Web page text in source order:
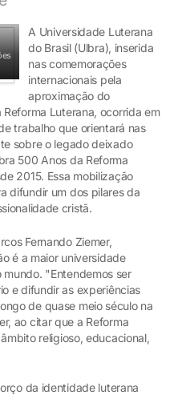
A Universidade Luterana
do Brasil (Ulbra), inserida
nas comemorações
internacionais pela
aproximação do
Luterana, ocorrida em
trabalho que orientará nas
sobre o legado deixado
500 Anos da Reforma
2015. Essa mobilização
difundir um dos pilares da
cristã.
Fernando Ziemer,
é a maior universidade
mundo. "Entendemos ser
e difundir as experiências
de quase meio século na
ao citar que a Reforma
religioso, educacional,
da identidade luterana